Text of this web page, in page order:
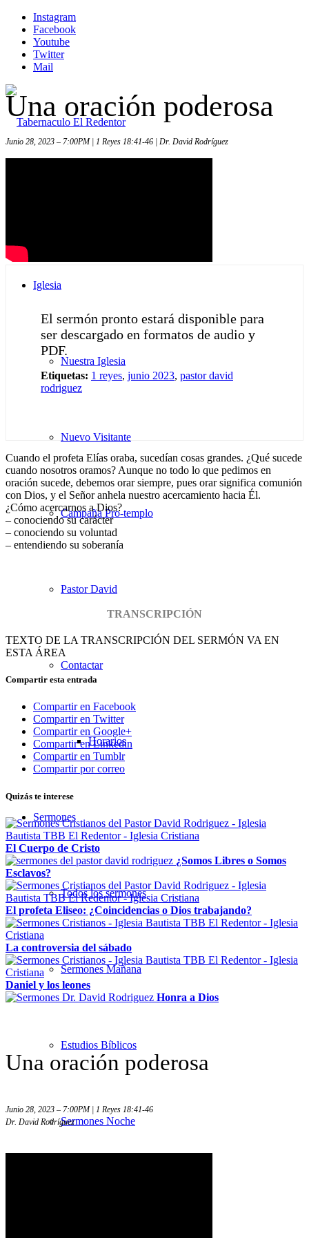
Instagram
Facebook
Youtube
Twitter
Mail
Iglesia
Nuestra Iglesia
Nuevo Visitante
Campaña Pro-templo
Pastor David
Contactar
Horarios
Sermones
Todos los sermones
Sermones Mañana
Estudios Bíblicos
Sermones Noche
Una oración poderosa
Junio 28, 2023 – 7:00PM | 1 Reyes 18:41-46 | Dr. David Rodríguez
El sermón pronto estará disponible para
ser descargado en formatos de audio y
PDF.
Etiquetas: 1 reyes, junio 2023, pastor david
rodriguez
Cuando el profeta Elías oraba, sucedían cosas grandes. ¿Qué sucede
cuando nosotros oramos? Aunque no todo lo que pedimos en
oración sucede, debemos orar siempre, pues orar significa comunión
con Dios, y el Señor anhela nuestro acercamiento hacia Él.
¿Cómo acercarnos a Dios?
– conociendo su carácter
– conociendo su voluntad
– entendiendo su soberanía
TRANSCRIPCIÓN
TEXTO DE LA TRANSCRIPCIÓN DEL SERMÓN VA EN
ESTA ÁREA
Compartir esta entrada
Compartir en Facebook
Compartir en Twitter
Compartir en Google+
Compartir en Linkedin
Compartir en Tumblr
Compartir por correo
Quizás te interese
El Cuerpo de Cristo
¿Somos Libres o Somos
Esclavos?
El profeta Eliseo: ¿Coincidencias o Dios trabajando?
La controversia del sábado
Daniel y los leones
Honra a Dios
Una oración poderosa
Junio 28, 2023 – 7:00PM | 1 Reyes 18:41-46
Dr. David Rodríguez